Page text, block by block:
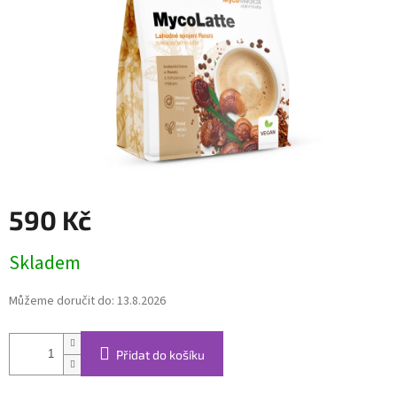
590 Kč
cena:
Skladem
Můžeme doručit do: 13.8.2026
Přidat do košíku